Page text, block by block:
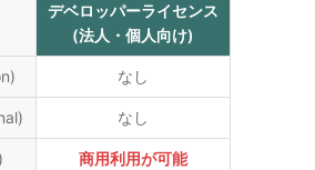
デベロッパーライセンス
(法人・個人向け)
なし
なし
商用利用が可能